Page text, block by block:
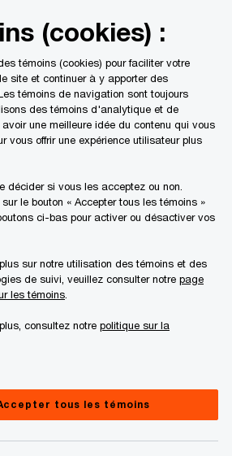
Recherche
(cookies) :
témoins (cookies) pour faciliter votre
site et continuer à y apporter des
témoins de navigation sont toujours
des témoins d'analytique et de
une meilleure idée du contenu qui vous
vous offrir une expérience utilisateur plus
décider si vous les acceptez ou non.
le bouton « Accepter tous les témoins »
ci-bas pour activer ou désactiver vos
sur notre utilisation des témoins et des
de suivi, veuillez consulter notre page
les témoins
consultez notre politique sur la
tous les témoins